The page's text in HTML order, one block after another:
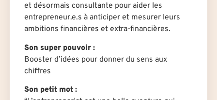
et désormais consultante pour aider les
entrepreneur.e.s à anticiper et mesurer leurs
ambitions financières et extra-financières.
Son super pouvoir :
Booster d’idées pour donner du sens aux
chiffres
Son petit mot :